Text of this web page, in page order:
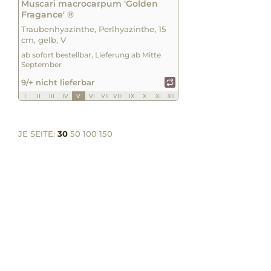
Muscari macrocarpum 'Golden
Fragance' ®
Traubenhyazinthe, Perlhyazinthe, 15
cm, gelb, V
ab sofort bestellbar, Lieferung ab Mitte
September
9/+ nicht lieferbar
I II III IV V VI VII VIII IX X XI XII
JE SEITE: 30 50 100 150